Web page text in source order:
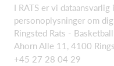
I RATS er vi
personoplysninger om dig.
Ringsted Rats - Basketball
Ahorn Alle 11, 4100
+45 27 28 04 29